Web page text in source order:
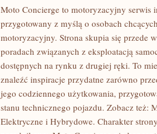
Moto Concierge to motoryzacyjny serwis
przygotowany z myślą o osobach
motoryzacyjny. Strona skupia się przede
poradach związanych z eksploatacją
dostępnych na rynku z drugiej ręki. To
znaleźć inspiracje przydatne zarówno
jego codziennego użytkowania,
stanu technicznego pojazdu. Zobacz też:
Elektryczne i Hybrydowe. Charakter